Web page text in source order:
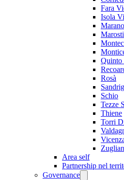
Fara
Isola
Quinto
Rosà
Schio
Tezze
Thiene
Torri
Area self
Partnership nel
Governance